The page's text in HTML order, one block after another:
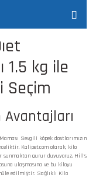
1.5 kg ile
Seçim
Sevgili köpek dostlarımızın
Kalipet.com olarak, kilo
sunmaktan gurur duyuyoruz. Hill's
ulaşmasına ve bu kiloyu
edilmiştir. Sağlıklı Kilo